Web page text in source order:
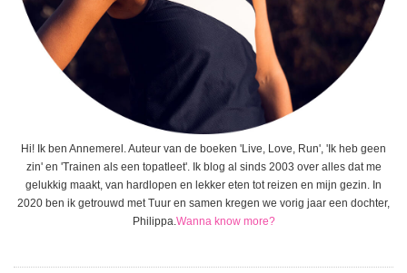
Hi! Ik ben Annemerel. Auteur van de boeken 'Live, Love, Run', 'Ik heb geen
zin' en 'Trainen als een topatleet'. Ik blog al sinds 2003 over alles dat me
gelukkig maakt, van hardlopen en lekker eten tot reizen en mijn gezin. In
2020 ben ik getrouwd met Tuur en samen kregen we vorig jaar een dochter,
Philippa.Wanna know more?